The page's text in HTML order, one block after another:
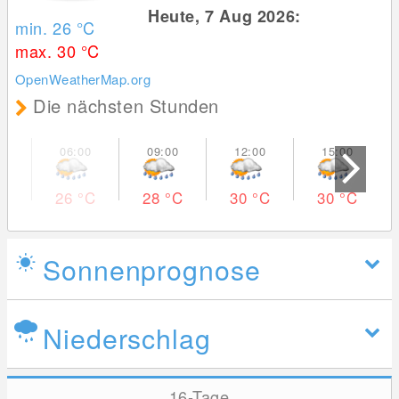
min. 26 °C
max. 30 °C
OpenWeatherMap.org
Heute, 7 Aug 2026:
Die nächsten Stunden
26 °C 28 °C 30 °C 30°C
Sonnenprognose
Niederschlag